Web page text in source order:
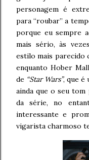
personagem é
para “roubar” a
porque eu sempre
mais sério, às
estilo mais parecido
enquanto Hober
de “Star Wars”, que é
ainda que o seu tom
da série, no
interessante e
vigarista charmoso